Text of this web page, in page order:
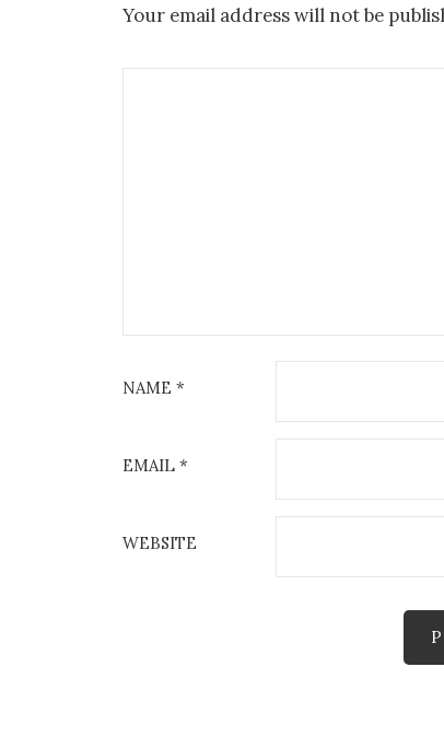
Your email address will not be
NAME *
EMAIL *
WEBSITE